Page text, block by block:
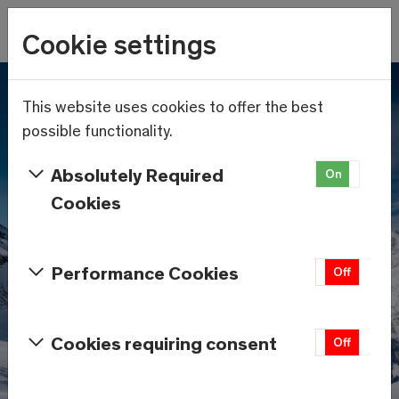
Skip to main content
18.5°C
Wetter
Cookie settings
This website uses cookies to offer the best
possible functionality.
Absolutely Required
Cookies
On
Performance Cookies Off
Cookies requiring consent Off